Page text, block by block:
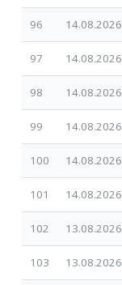
96 14.08.2026
97 14.08.2026
98 14.08.2026
99 14.08.2026
100 14.08.2026
101 14.08.2026
102 13.08.2026
103 13.08.2026